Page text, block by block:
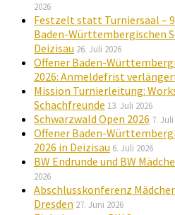
2026
Festzelt statt Turniersaal –
Baden-Württembergischen
Deizisau 26. Juli 2026
Offener Baden-
2026: Anmeldefrist
Mission Turnierleitung:
Schachfreunde 13. Juli 2026
Schwarzwald Open 2026 7.
Offener Baden-
2026 in Deizisau 6. Juli 2026
BW Endrunde und BW
2026
Abschlusskonferenz
Dresden 27. Juni 2026